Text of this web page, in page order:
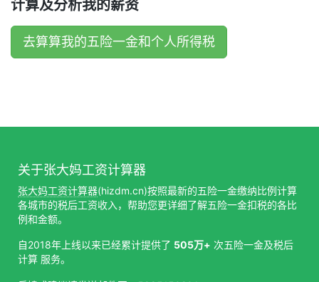
计算及分析我的薪资
去算算我的五险一金和个人所得税
关于张大妈工资计算器
张大妈工资计算器(hizdm.cn)按照最新的五险一金缴纳比例计算
各城市的税后工资收入，帮助您更详细了解五险一金扣税的各比
例和金额。
自2018年上线以来已经累计提供了 505万+ 次五险一金及税后
计算 服务。